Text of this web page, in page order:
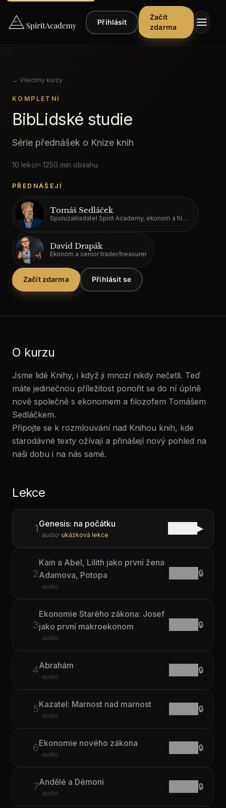
Přihlásit
Začít
zdarma
Kurzy ▾
Články ▾
Řekli
o
nás
akademii
Předplatné
← Všechny kurzy
KOMPLETNÍ
BibLidské studie
Série přednášek o Knize knih
10 lekcí≈ 1250 min obsahu
PŘEDNÁŠEJÍ
Tomáš Sedláček
Spoluzakladatel Spirit Academy, ekonom a filozof
David Drapák
Ekonom a senior trader/treasurer
Začít zdarma Přihlásit se
O kurzu
Jsme lidé Knihy, i když ji mnozí nikdy nečetli. Teď
máte jedinečnou příležitost ponořit se do ní úplně
nově společně s ekonomem a filozofem Tomášem
Sedláčkem.
Připojte se k rozmlouvání nad Knihou knih, kde
starodávné texty ožívají a přinášejí nový pohled na
naši dobu i na nás samé.
Lekce
1Genesis: na počátku
· audio· ukázková lekce
▶
2
Kain a Abel, Lilith jako první žena
Adamova, Potopa
· audio
🔒
3
Ekonomie Starého zákona: Josef
jako první makroekonom
· audio
🔒
4Abrahám
· audio
🔒
5Kazatel: Marnost nad marnost
· audio
🔒
6Ekonomie nového zákona
· audio
🔒
7Andělé a Démoni
· audio
🔒